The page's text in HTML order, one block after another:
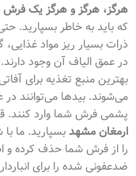
هرگز، هرگز و هرگز یک فرش
که باید به خاطر بسپارید.
ذرات بسیار ریز مواد
در عمق الیاف آن وجود
بهترین منبع تغذیه برای
می‌شوند. بیدها می‌توانند
پشمی فرش شما وارد کنند.
ارمغان مشهدبسپارید. ما
را از فرش شما حذف کرده و
ضدعفونی شده را برای